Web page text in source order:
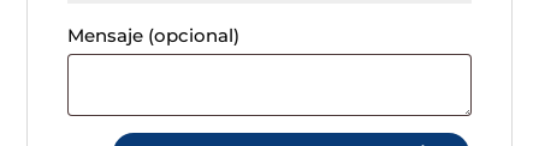
Mensaje (opcional)